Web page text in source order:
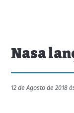
Nasa
12 de Agosto de 2018